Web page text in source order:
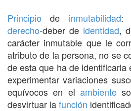
Principio de inmutabilidad:
derecho-deber de identidad,
carácter inmutable que le
atributo de la persona, no se
de esta que ha de identificarla
experimentar variaciones
equívocos en el ambiente
desvirtuar lafunción